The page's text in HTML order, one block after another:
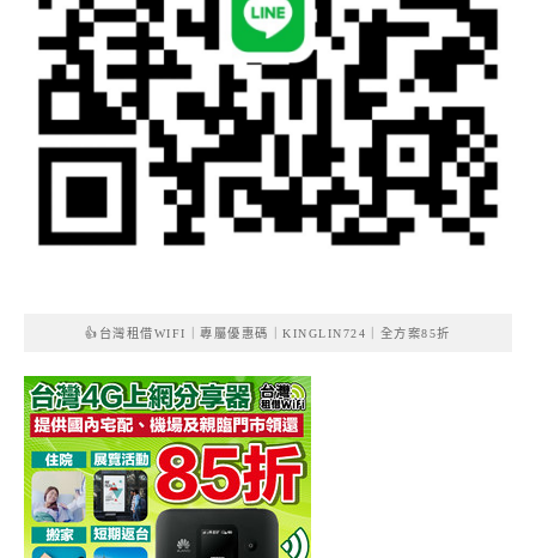
👍台灣租借WIFI｜專屬優惠碼｜KINGLIN724｜全方案85折